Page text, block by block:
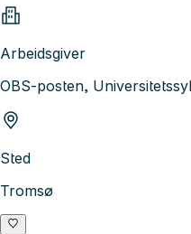
Arbeidsgiver
OBS-posten,
Sted
Tromsø